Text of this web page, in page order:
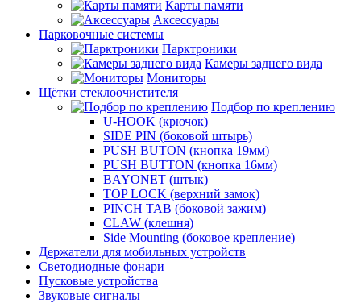
Карты памяти
Аксессуары
Парковочные системы
Парктроники
Камеры заднего вида
Мониторы
Щётки стеклоочистителя
Подбор по креплению
U-HOOK (крючок)
SIDE PIN (боковой штырь)
PUSH BUTON (кнопка 19мм)
PUSH BUTTON (кнопка 16мм)
BAYONET (штык)
TOP LOCK (верхний замок)
PINCH TAB (боковой зажим)
CLAW (клешня)
Side Mounting (боковое крепление)
Держатели для мобильных устройств
Светодиодные фонари
Пусковые устройства
Звуковые сигналы